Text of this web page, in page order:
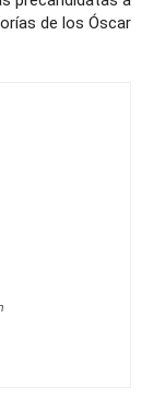
de los Óscar